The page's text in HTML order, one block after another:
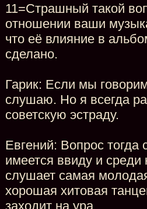
11=Страшный такой
отношении ваши
что её влияние в
сделано.
Гарик: Если мы
слушаю. Но я всегда
советскую эстраду.
Евгений: Вопрос тогда
имеется ввиду и среди
слушает самая
хорошая хитовая
заходит на ура.